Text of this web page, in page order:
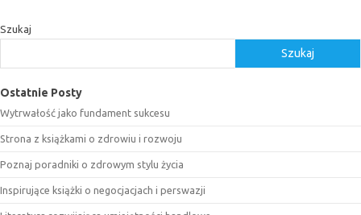
Szukaj
Szukaj
Ostatnie Posty
Wytrwałość jako fundament sukcesu
Strona z książkami o zdrowiu i rozwoju
Poznaj poradniki o zdrowym stylu życia
Inspirujące książki o negocjacjach i perswazji